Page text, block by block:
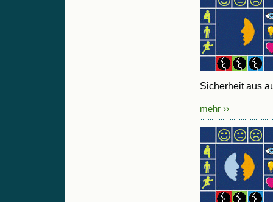
Sicherheit aus
mehr ››